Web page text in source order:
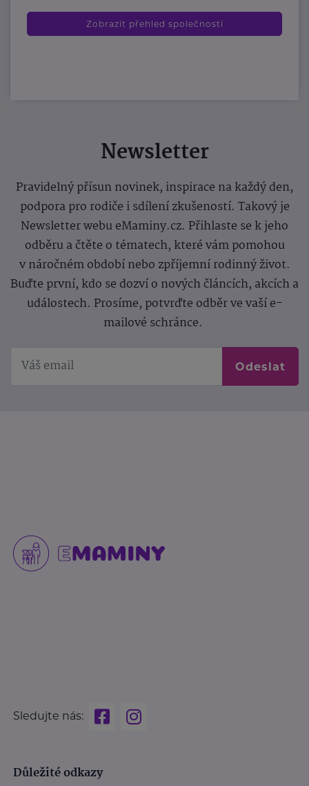
Zobrazit přehled společností
Newsletter
Pravidelný přísun novinek, inspirace na každý den,
podpora pro rodiče i sdílení zkušeností. Takový je
Newsletter webu eMaminy.cz. Přihlaste se k jeho
odběru a čtěte o tématech, které vám pomohou
v náročném období nebo zpříjemní rodinný život.
Buďte první, kdo se dozví o nových článcích, akcích a
událostech. Prosíme, potvrďte odběr ve vaší e-
mailové schránce.
Odeslat
Sledujte nás:
Důležité odkazy